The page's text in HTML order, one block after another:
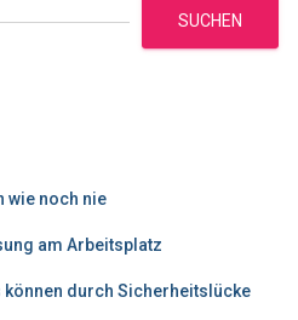
SUCHEN
wie noch nie
am Arbeitsplatz
durch Sicherheitslücke